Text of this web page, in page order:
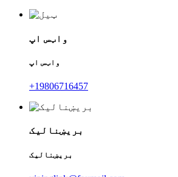
واټس اپ
واټس اپ
+19806716457
بریښنالیک
بریښنالیک